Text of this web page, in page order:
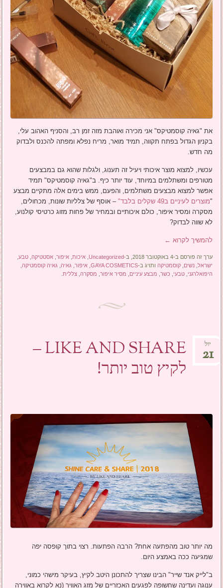
את "גאיה קוסמטיקס" אני מכירה ואוהבת מזה זמן רב, והסניף האהוב עלי,
בקניון הגדול בפתח תקווה, תמיד מואר, מריח נפלא ומפתה להכנס ולבדוק
מה חדש.
עכשיו, למצוא מוצר איכותי ויעיל זה תענוג, ולגלות שהוא גם במבצעים
מטורפים ומשתלמים במיוחד, עוד יותר כיף. ב"גאיה קוסמטיקס" תמיד
אפשר למצוא מבצעים משתלמים, והפעם, ממש בימים אלה מתקיים מבצע
"מוצרים לעיניים ב49 שקלים בלבד"
– אוסף של צלליות שונות, מכחולים,
מסקרה ומסיר איפור, כולם איכותיים ובמחיר של פחות מזוג כרטיסי קולנוע,
לא שווה לבדוק?
להמשיך לקרוא ←
ערך זה פורסם ב-4 באוקטובר 2018, ב- Uncategorized
,איכות ,איפור ,אסטטיקה ,טבע
ישראל ,נשים ,קוסמטיקה ותויג ב-GAYA COSMETICS
,איפור גאיה גאיה קוסמטיקה
היפואלרגני ,טבעי כשר מבצע עיניים מסיר איפור מסקרה ,צללית
LIKE AND SHARE –
לקיץ טוב יותר!
יול
21
מה יותר טוב מהפתעה אחת? הרבה הפתעות. רצוי בתוך קופסה יפה
שמגיעה ככה באמצע היום.
ב"לייק אנד שייר" הבינו שצריך להתכונן היטב לקיץ, בעיקר מישהי כמוני,
ענוגה ועדינה שחשופה לפגעים האכזריים של מזג האוויר (נא לקרוא באווירה